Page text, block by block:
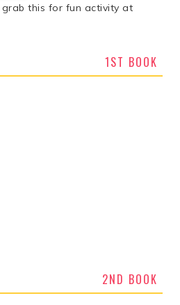
grab this for fun activity at
1ST BOOK
2ND BOOK